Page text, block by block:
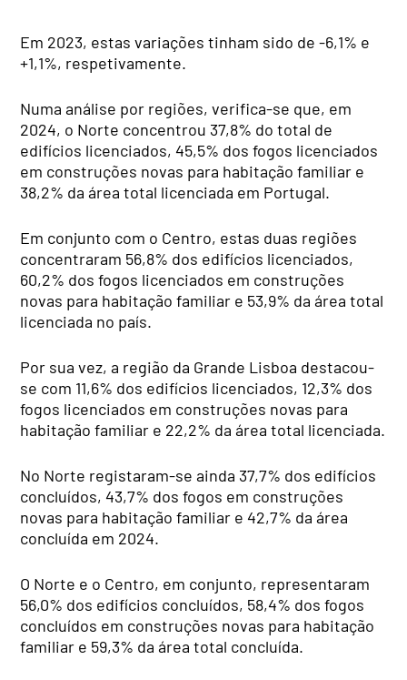
Em 2023, estas variações tinham sido de -6,1% e
+1,1%, respetivamente.
Numa análise por regiões, verifica-se que, em
2024, o Norte concentrou 37,8% do total de
edifícios licenciados, 45,5% dos fogos licenciados
em construções novas para habitação familiar e
38,2% da área total licenciada em Portugal.
Em conjunto com o Centro, estas duas regiões
concentraram 56,8% dos edifícios licenciados,
60,2% dos fogos licenciados em construções
novas para habitação familiar e 53,9% da área total
licenciada no país.
Por sua vez, a região da Grande Lisboa destacou-
se com 11,6% dos edifícios licenciados, 12,3% dos
fogos licenciados em construções novas para
habitação familiar e 22,2% da área total licenciada.
No Norte registaram-se ainda 37,7% dos edifícios
concluídos, 43,7% dos fogos em construções
novas para habitação familiar e 42,7% da área
concluída em 2024.
O Norte e o Centro, em conjunto, representaram
56,0% dos edifícios concluídos, 58,4% dos fogos
concluídos em construções novas para habitação
familiar e 59,3% da área total concluída.